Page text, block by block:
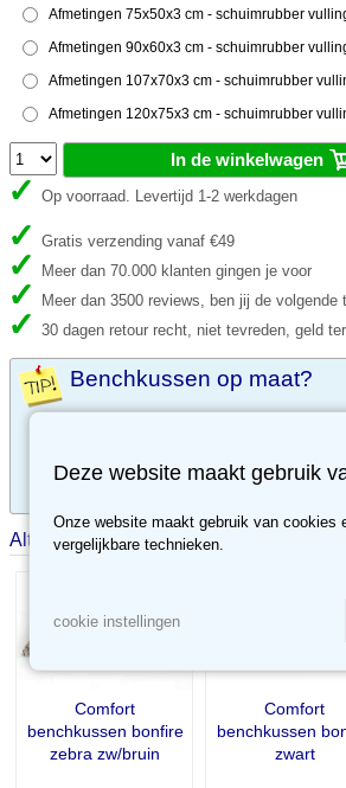
Afmetingen 75x50x3 cm - schuimrubber
Afmetingen 90x60x3 cm - schuimrubber
Afmetingen 107x70x3 cm - schuimrubber
Afmetingen 120x75x3 cm - schuimrubber
In de winkelwagen
Op voorraad. Levertijd 1-2 werkdagen
Gratis verzending vanaf €49
Meer dan 70.000 klanten gingen je voor
Meer dan 3500 reviews, ben jij de volgende
30 dagen retour recht, niet tevreden, geld
Benchkussen op maat?
Levertijd ca. 5 werkdagen.
Alternatieve producten
Comfort
benchkussen bonfire
zebra zw/bruin
Comfort
benchkussen
zwart
Deze website maakt gebruik
Onze website maakt gebruik van cookies
vergelijkbare technieken.
cookie instellingen